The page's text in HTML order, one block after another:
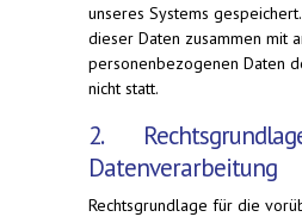
unseres Systems
dieser Daten zusammen mit
personenbezogenen Daten
nicht statt.
2.
Datenverarbeitung
Rechtsgrundlage für die